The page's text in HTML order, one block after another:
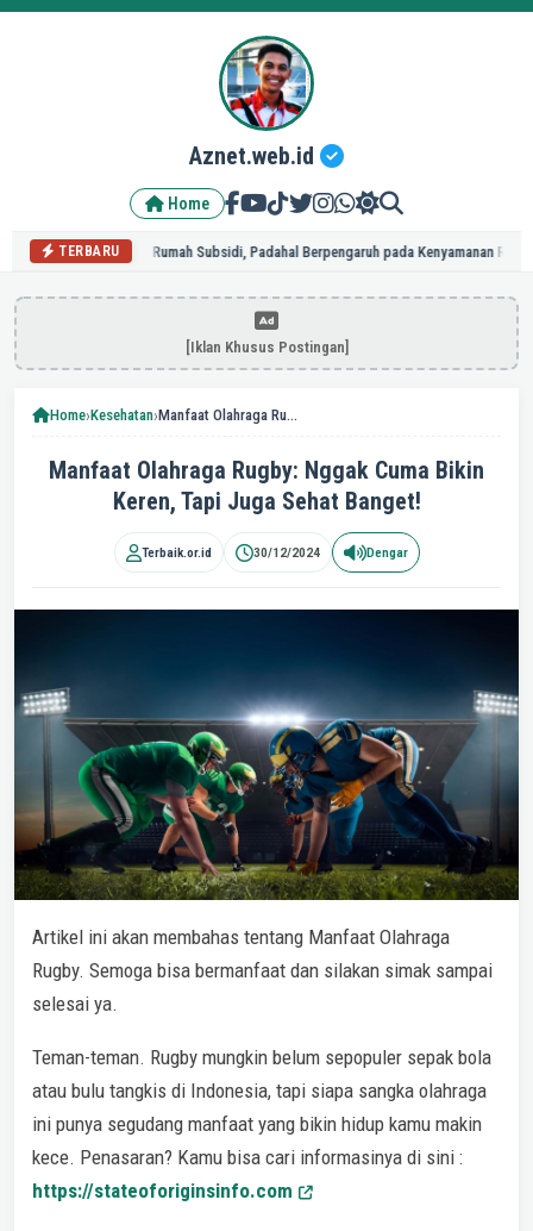
Aznet.web.id
Home
TERBARU
Renovasi Rumah Subsidi, Padahal Berpengaruh pada Kenyamanan Rumah
[Iklan Khusus Postingan]
Home›Kesehatan› Manfaat Olahraga Rugby: Nggak Cuma Bikin Keren, Tapi Juga Sehat Banget!
Manfaat Olahraga Rugby: Nggak Cuma Bikin
Keren, Tapi Juga Sehat Banget!
Terbaik.or.id 30/12/2024 Dengar
Artikel ini akan membahas tentang Manfaat Olahraga
Rugby. Semoga bisa bermanfaat dan silakan simak sampai
selesai ya.
Teman-teman. Rugby mungkin belum sepopuler sepak bola
atau bulu tangkis di Indonesia, tapi siapa sangka olahraga
ini punya segudang manfaat yang bikin hidup kamu makin
kece. Penasaran? Kamu bisa cari informasinya di sini :
https://stateoforiginsinfo.com